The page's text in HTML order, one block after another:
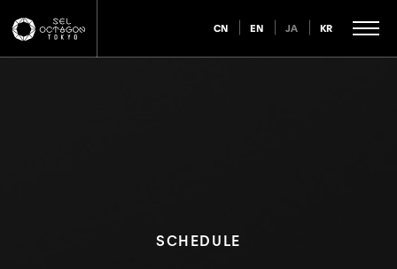
CN EN JA KR
SCHEDULE